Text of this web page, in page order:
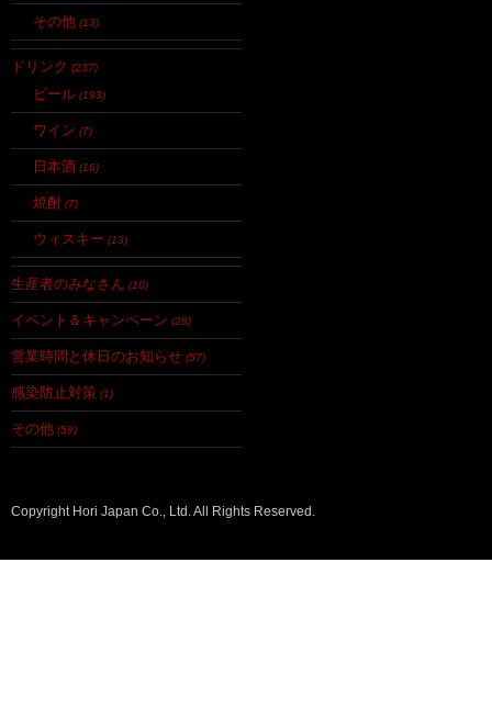
その他 (13)
ドリンク (237)
ビール (193)
ワイン (7)
日本酒 (16)
焼酎 (7)
ウィスキー (13)
生産者のみなさん (10)
イベント＆キャンペーン (28)
営業時間と休日のお知らせ (57)
感染防止対策 (1)
その他 (59)
Copyright Hori Japan Co., Ltd. All Rights Reserved.